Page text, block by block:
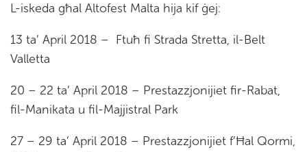
L-iskeda għal Altofest Malta hija kif ġej:
13 ta’ April 2018 – Ftuħ fi Strada Stretta, il-Belt
Valletta
20 – 22 ta’ April 2018 – Prestazzjonijiet fir-Rabat,
fil-Manikata u fil-Majjistral Park
27 – 29 ta’ April 2018 – Prestazzjonijiet f’Ħal Qormi,